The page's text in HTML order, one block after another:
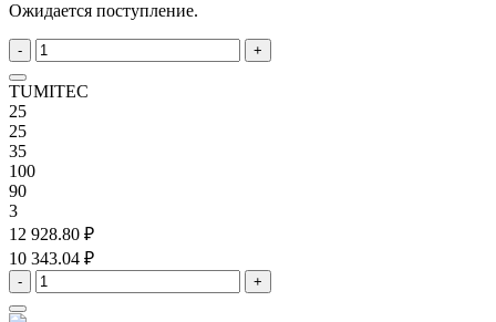
Ожидается поступление.
- +
TUMITEC
25
25
35
100
90
3
12 928.80 ₽
10 343.04 ₽
- +